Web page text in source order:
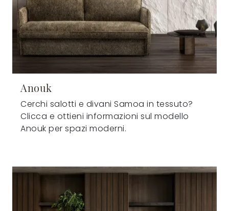
Anouk
Cerchi salotti e divani Samoa in tessuto?
Clicca e ottieni informazioni sul modello
Anouk per spazi moderni.